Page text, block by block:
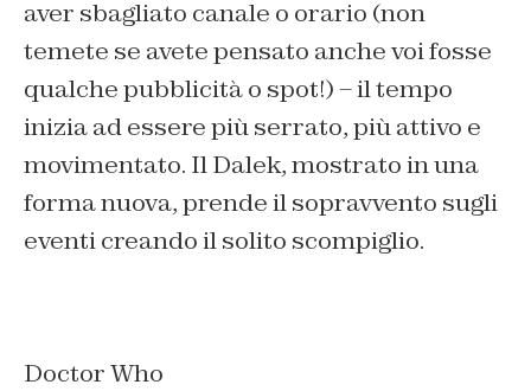
aver sbagliato canale o orario (non
temete se avete pensato anche voi fosse
qualche pubblicità o spot!) – il tempo
inizia ad essere più serrato, più attivo e
movimentato. Il Dalek, mostrato in una
forma nuova, prende il sopravvento sugli
eventi creando il solito scompiglio.
Doctor Who